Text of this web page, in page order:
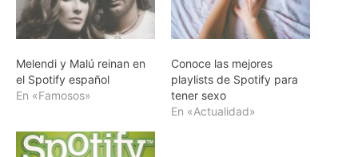
Melendi y Malú reinan en
el Spotify español
En «Famosos»
Conoce las mejores
playlists de Spotify para
tener sexo
En «Actualidad»